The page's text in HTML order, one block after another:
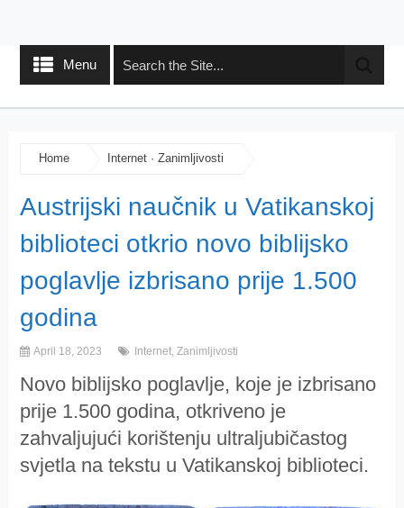
Menu
Home Internet· Zanimljivosti
Austrijski naučnik u Vatikanskoj
biblioteci otkrio novo biblijsko
poglavlje izbrisano prije 1.500
godina
April 18, 2023 Internet, Zanimljivosti
Novo biblijsko poglavlje, koje je izbrisano
prije 1.500 godina, otkriveno je
zahvaljujući korištenju ultraljubičastog
svjetla na tekstu u Vatikanskoj biblioteci.